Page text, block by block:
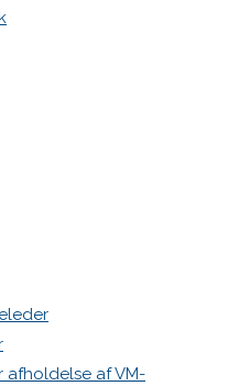
afholdelse af VM-
613
bådssejlere